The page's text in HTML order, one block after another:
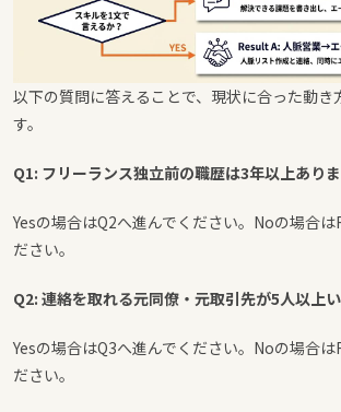
以下の質問に答えることで、現状に合った動き
す。
Q1: フリーランス独立前の職歴は3年以上あり
Yesの場合はQ2へ進んでください。Noの場合
ださい。
Q2: 連絡を取れる元同僚・元取引先が5人以上
Yesの場合はQ3へ進んでください。Noの場合は
ださい。